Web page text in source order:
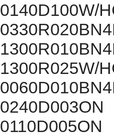
0140D100W/
1300R025W/
0240D003ON
0110D005ON